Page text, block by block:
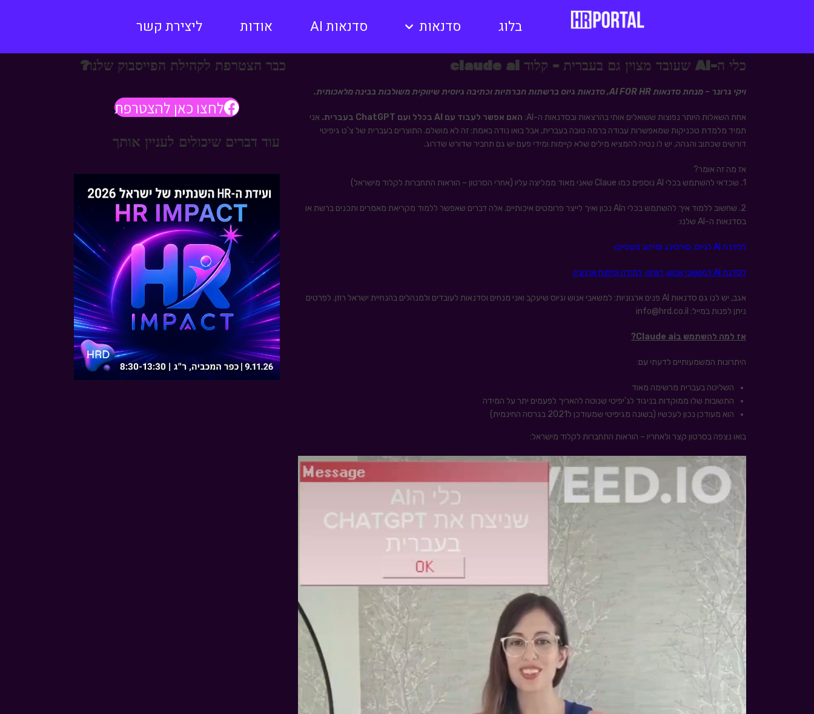
בלוג סדנאות סדנאות AI אודות ליצירת קשר
כלי ה-AI שעובד מצוין גם בעברית - קלוד claude ai
ויקי גרונר – מנחת סדנאותAI FOR HR, סדנאות גיוס ברשתות חברתיות וכתיבה גיוסית שיווקית משולבות בבינה מלאכותית.
אחת השאלות היותר נפוצות ששואלים אותי בהרצאות ובסדנאות ה-AI: האם אפשר לעבוד עם AI בכלל ועם ChatGPT בעברית.
אני
תמיד מלמדת טכניקות שמאפשרות עבודה ברמה טובה בעברית, אבל בואו נודה באמת: זה לא מושלם. התוצרים בעברית של צ'ט גיפיטי
דורשים שכתוב והגהה, יש לו נטיה להמציא מילים שלא קיימות ומידי פעם יש גם תחביר שדורש שדרוג.
אז מה זה אומר?
1. שכדאי להשתמש בכלי AI נוספים כמו Claue שאני מאוד ממליצה עליו (אחרי הסרטון – הוראות התחברות לקלוד מישראל)
2. שחשוב ללמוד איך להשתמש בכלי הAI נכון ואיך לייצר פרומטים איכותיים. אלה דברים שאפשר ללמוד מקריאת מאמרים ותכנים ברשת או
בסדנאות ה-AI שלנו:
לסדנת AI לגיוס, סורסינג ומיתוג מעסיק>
לסדנת AI למשאבי אנוש, רווחה, למידה ופיתוח ארגוני>
אגב, יש לנו גם סדנאות AI פנים ארגוניות: למשאבי אנוש וגיוס שיעקב ואני מנחים וסדנאות לעובדים ולמנהלים בהנחיית ישראל רוזן. לפרטים
ניתן לפנות במייל: info@hrd.co.il
אז למה להשתמש בClaude ai?
היתרונות המשמעותיים לדעתי עם:
השליטה בעברית מרשימה מאוד
התשובות שלו ממוקדות בניגוד לג'יפיטי שנוטה להאריך לפעמים יתר על המידה
הוא מעודכן נכון לעכשיו (בשונה מגיפיטי שמעודכן ל2021 בגרסה החינמית)
בואו נצפה בסרטון קצר ולאחריו – הוראות התחברות לקלוד מישראל:
כבר הצטרפת לקהילת הפייסבוק שלנו?
לחצו כאן להצטרפת
עוד דברים שיכולים לעניין אותך